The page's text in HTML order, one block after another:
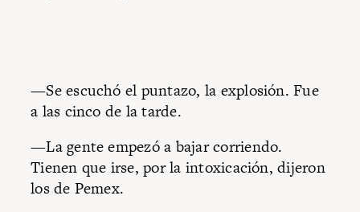
—Se escuchó el puntazo, la explosión. Fue
a las cinco de la tarde.
—La gente empezó a bajar corriendo.
Tienen que irse, por la intoxicación, dijeron
los de Pemex.